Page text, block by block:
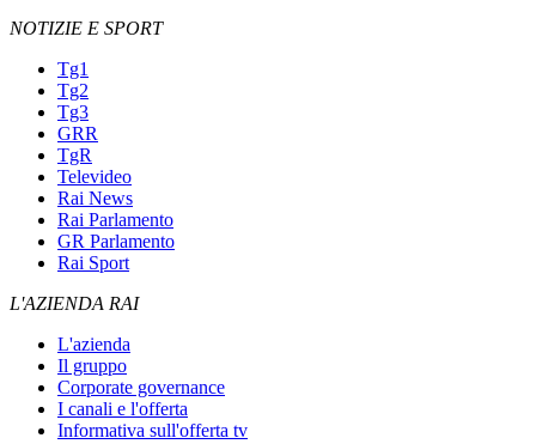
NOTIZIE E SPORT
Tg1
Tg2
Tg3
GRR
TgR
Televideo
Rai News
Rai Parlamento
GR Parlamento
Rai Sport
L'AZIENDA RAI
L'azienda
Il gruppo
Corporate governance
I canali e l'offerta
Informativa sull'offerta tv